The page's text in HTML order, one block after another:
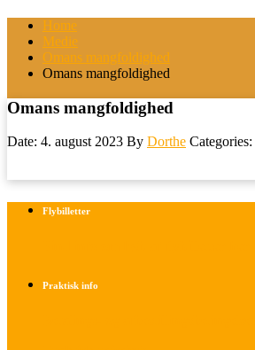
Home
Medie
Omans mangfoldighed
Omans mangfoldighed
Omans mangfoldighed
Date: 4. august 2023 By Dorthe Categories:
Flybilletter
Praktisk info